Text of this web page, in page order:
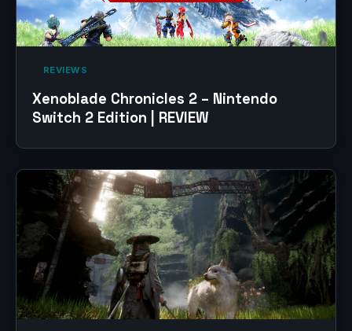
‎ REVIEWS‎
Xenoblade Chronicles 2 – Nintendo
Switch 2 Edition | REVIEW